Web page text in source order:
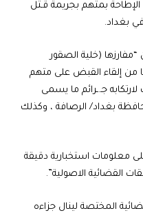
الإطاحة بمتهم بجريمة قـتل
في بغداد.
“مفارزها (خلية الصقور
من إلقاء القبض على متهم
قـ.ـتل وذلك لارتكابه جـ.ـرائم ما يسمى
بغداد/ الرصافة ، وكذلك
معلومات استخبارية دقيقة
القضائية الاصولية”.
المختصة لينال جزاءه